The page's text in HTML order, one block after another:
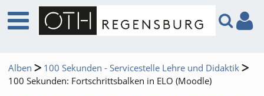
Alben
100 Sekunden - Servicestelle Lehre und Didaktik
100 Sekunden: Fortschrittsbalken in ELO (Moodle)